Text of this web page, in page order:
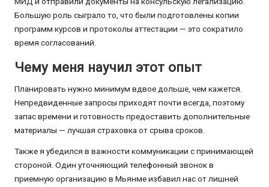
Большую роль сыграло то, что были подготовлены копии
программ курсов и протоколы аттестации — это сократило
время согласований.
Чему меня научил этот опыт
Планировать нужно минимум вдвое дольше, чем кажется.
Непредвиденные запросы приходят почти всегда, поэтому
запас времени и готовность предоставить дополнительные
материалы — лучшая страховка от срыва сроков.
Также я убедился в важности коммуникации с принимающей
стороной. Один уточняющий телефонный звонок в
приемную организацию в Мьянме избавил нас от лишней